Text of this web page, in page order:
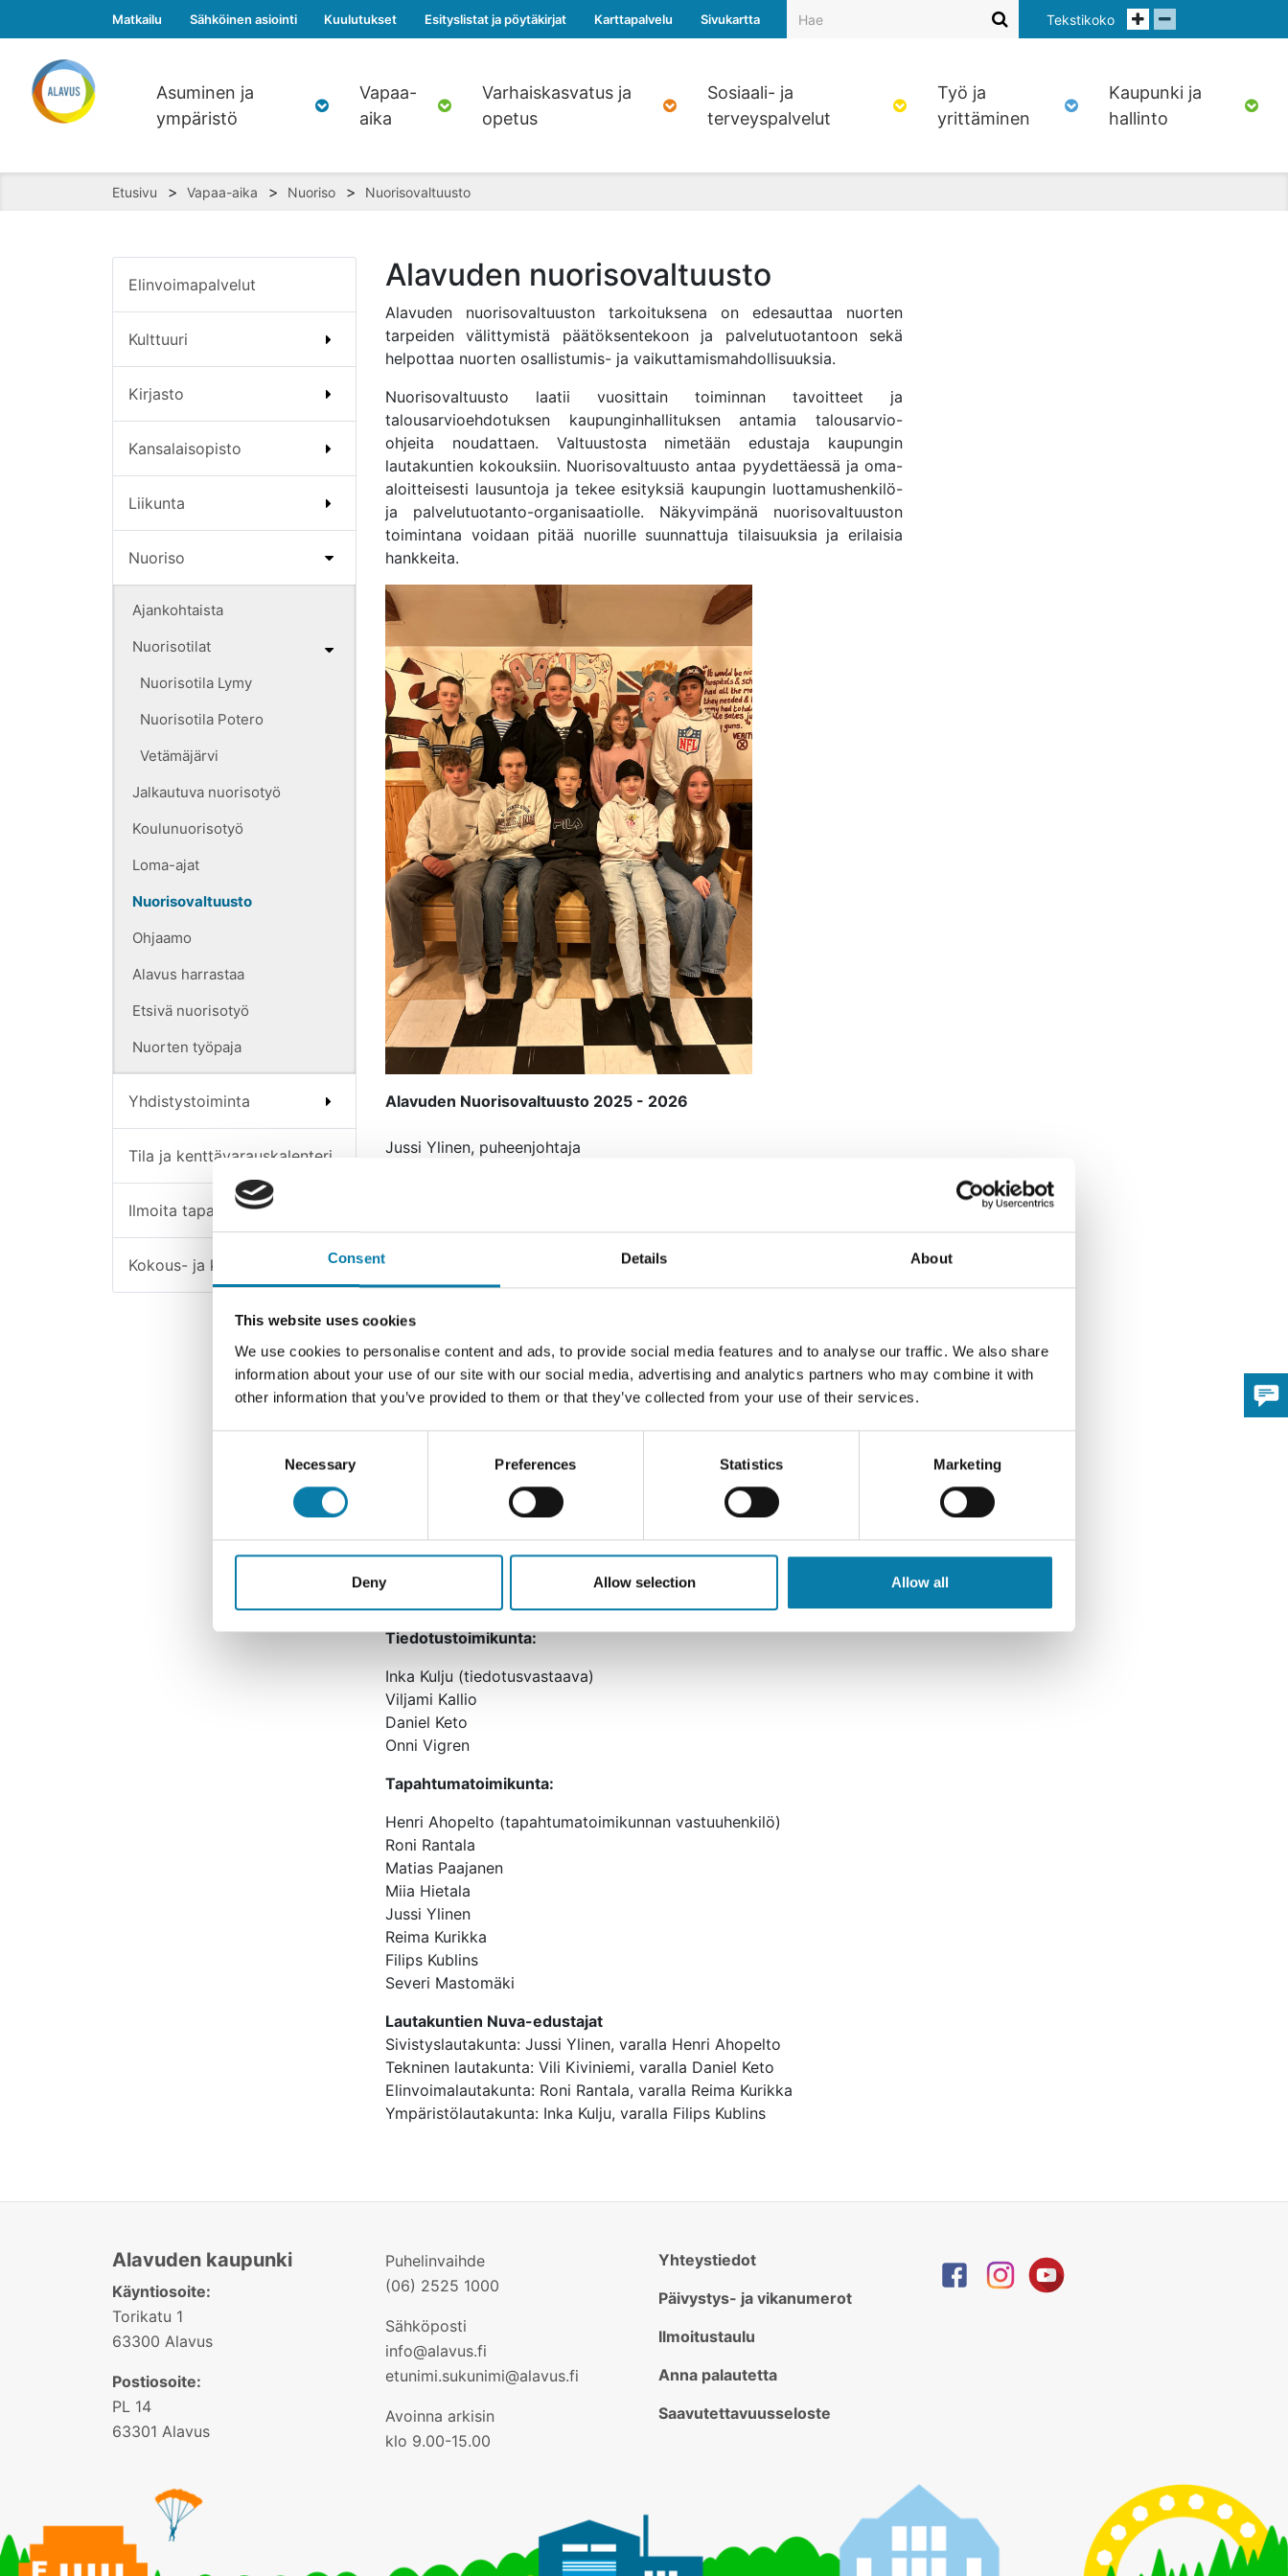
Consent Details About
This website uses cookies
We use cookies to personalise content and ads, to provide social media features and to analyse our traffic. We also share
information about your use of our site with our social media, advertising and analytics partners who may combine it with
other information that you’ve provided to them or that they’ve collected from your use of their services.
Necessary Preferences Statistics Marketing
Deny Allow selection Allow all
Matkailu Sähköinen asiointi Kuulutukset Esityslistat ja pöytäkirjat Karttapalvelu Sivukartta Tekstikoko
Asuminen ja
ympäristö
Vapaa-
aika
Varhaiskasvatus ja
opetus
Sosiaali- ja
terveyspalvelut
Työ ja
yrittäminen
Kaupunki ja
hallinto
Etusivu > Vapaa-aika > Nuoriso > Nuorisovaltuusto
Elinvoimapalvelut
Kulttuuri
Kirjasto
Kansalaisopisto
Liikunta
Nuoriso
Ajankohtaista
Nuorisotilat
Nuorisotila Lymy
Nuorisotila Potero
Vetämäjärvi
Jalkautuva nuorisotyö
Koulunuorisotyö
Loma-ajat
Nuorisovaltuusto
Ohjaamo
Alavus harrastaa
Etsivä nuorisotyö
Nuorten työpaja
Yhdistystoiminta
Tila ja kenttävarauskalenteri
Ilmoita tapahtumasta
Kokous- ja koulutustilat
Alavuden nuorisovaltuusto
Alavuden nuorisovaltuuston tarkoituksena on edesauttaa nuorten
tarpeiden välittymistä päätöksentekoon ja palvelutuotantoon sekä
helpottaa nuorten osallistumis- ja vaikuttamismahdollisuuksia.
Nuorisovaltuusto laatii vuosittain toiminnan tavoitteet ja
talousarvioehdotuksen kaupunginhallituksen antamia talousarvio-
ohjeita noudattaen. Valtuustosta nimetään edustaja kaupungin
lautakuntien kokouksiin. Nuorisovaltuusto antaa pyydettäessä ja oma-
aloitteisesti lausuntoja ja tekee esityksiä kaupungin luottamushenkilö-
ja palvelutuotanto-organisaatiolle. Näkyvimpänä nuorisovaltuuston
toimintana voidaan pitää nuorille suunnattuja tilaisuuksia ja erilaisia
hankkeita.
Alavuden Nuorisovaltuusto 2025 - 2026
Jussi Ylinen, puheenjohtaja
Filips Kublins
Inka Kulju
Miia Hietala
Viljami Kallio
Henri Ahopelto
Reima Kurikka
Inka Kulju
Tiedotustoimikunta:
Inka Kulju (tiedotusvastaava)
Viljami Kallio
Daniel Keto
Onni Vigren
Tapahtumatoimikunta:
Henri Ahopelto (tapahtumatoimikunnan vastuuhenkilö)
Roni Rantala
Matias Paajanen
Miia Hietala
Jussi Ylinen
Reima Kurikka
Filips Kublins
Severi Mastomäki
Lautakuntien Nuva-edustajat
Sivistyslautakunta: Jussi Ylinen, varalla Henri Ahopelto
Tekninen lautakunta: Vili Kiviniemi, varalla Daniel Keto
Elinvoimalautakunta: Roni Rantala, varalla Reima Kurikka
Ympäristölautakunta: Inka Kulju, varalla Filips Kublins
Alavuden kaupunki
Käyntiosoite:
Torikatu 1
63300 Alavus
Postiosoite:
PL 14
63301 Alavus
Puhelinvaihde
(06) 2525 1000
Sähköposti
info@alavus.fi
etunimi.sukunimi@alavus.fi
Avoinna arkisin
klo 9.00-15.00
Yhteystiedot
Päivystys- ja vikanumerot
Ilmoitustaulu
Anna palautetta
Saavutettavuusseloste